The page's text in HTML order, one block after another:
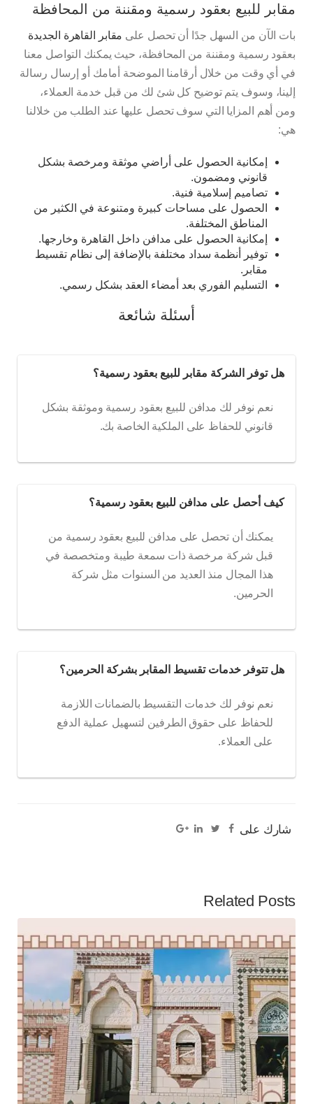
مقابر للبيع بعقود رسمية ومقننة من المحافظة
بات الآن من السهل جدًا أن تحصل على مقابر القاهرة الجديدة
بعقود رسمية ومقننة من المحافظة، حيث يمكنك التواصل معنا
في أي وقت من خلال أرقامنا الموضحة أمامك أو إرسال رسالة
إلينا، وسوف يتم توضيح كل شئ لك من قبل خدمة العملاء،
ومن أهم المزايا التي سوف تحصل عليها عند الطلب من خلالنا
هي:
إمكانية الحصول على أراضي موثقة ومرخصة بشكل
قانوني ومضمون.
تصاميم إسلامية فنية.
الحصول على مساحات كبيرة ومتنوعة في الكثير من
المناطق المختلفة.
إمكانية الحصول على مدافن داخل القاهرة وخارجها.
توفير أنظمة سداد مختلفة بالإضافة إلى نظام تقسيط
مقابر.
التسليم الفوري بعد أمضاء العقد بشكل رسمي.
أسئلة شائعة
هل توفر الشركة مقابر للبيع بعقود رسمية؟
نعم نوفر لك مدافن للبيع بعقود رسمية وموثقة بشكل
قانوني للحفاظ على الملكية الخاصة بك.
كيف أحصل على مدافن للبيع بعقود رسمية؟
يمكنك أن تحصل على مدافن للبيع بعقود رسمية من
قبل شركة مرخصة ذات سمعة طيبة ومتخصصة في
هذا المجال منذ العديد من السنوات مثل شركة
الحرمين.
هل تتوفر خدمات تقسيط المقابر بشركة الحرمين؟
نعم نوفر لك خدمات التقسيط بالضمانات اللازمة
للحفاظ على حقوق الطرفين لتسهيل عملية الدفع
على العملاء.
شارك على
Related Posts